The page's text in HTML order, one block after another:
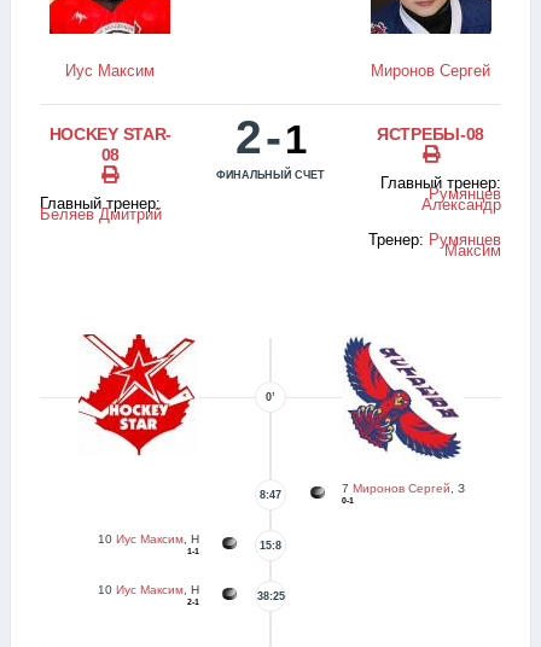
Иус Максим Миронов Сергей
HOCKEY STAR-
08
Главный тренер:
Беляев Дмитрий
2-1
ФИНАЛЬНЫЙ СЧЕТ
ЯСТРЕБЫ-08
Главный тренер:
Румянцев
Александр
Тренер: Румянцев
Максим
0’
7 Миронов Сергей , З
0-1
8:47
10 Иус Максим , Н
1-1 15:8
10 Иус Максим , Н
2-1 38:25